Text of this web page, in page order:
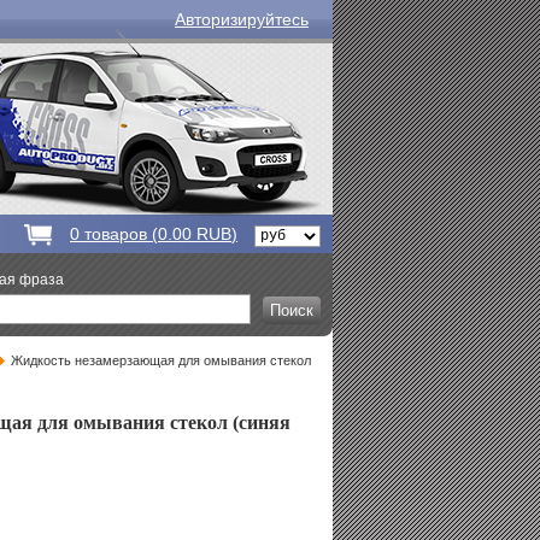
Авторизируйтесь
0 товаров (0.00 RUB)
фраза
Жидкость незамерзающая для омывания стекол
для омывания стекол (синяя